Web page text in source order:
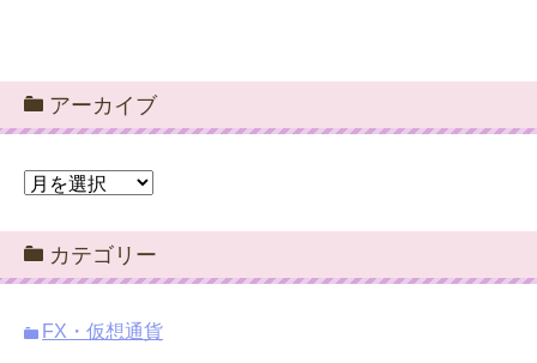
アーカイブ
ア
カ
イ
ブ
カテゴリー
FX・仮想通貨